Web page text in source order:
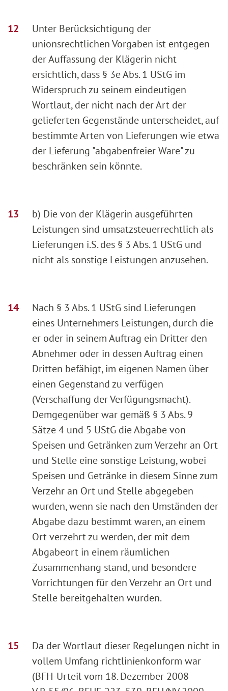
Unter Berücksichtigung der
unionsrechtlichen Vorgaben ist entgegen
der Auffassung der Klägerin nicht
ersichtlich, dass § 3e Abs. 1 UStG im
Widerspruch zu seinem eindeutigen
Wortlaut, der nicht nach der Art der
gelieferten Gegenstände unterscheidet, auf
bestimmte Arten von Lieferungen wie etwa
der Lieferung "abgabenfreier Ware" zu
beschränken sein könnte.
b) Die von der Klägerin ausgeführten
Leistungen sind umsatzsteuerrechtlich als
Lieferungen i.S. des § 3 Abs. 1 UStG und
nicht als sonstige Leistungen anzusehen.
Nach § 3 Abs. 1 UStG sind Lieferungen
eines Unternehmers Leistungen, durch die
er oder in seinem Auftrag ein Dritter den
Abnehmer oder in dessen Auftrag einen
Dritten befähigt, im eigenen Namen über
einen Gegenstand zu verfügen
(Verschaffung der Verfügungsmacht).
Demgegenüber war gemäß § 3 Abs. 9
Sätze 4 und 5 UStG die Abgabe von
Speisen und Getränken zum Verzehr an Ort
und Stelle eine sonstige Leistung, wobei
Speisen und Getränke in diesem Sinne zum
Verzehr an Ort und Stelle abgegeben
wurden, wenn sie nach den Umständen der
Abgabe dazu bestimmt waren, an einem
Ort verzehrt zu werden, der mit dem
Abgabeort in einem räumlichen
Zusammenhang stand, und besondere
Vorrichtungen für den Verzehr an Ort und
Stelle bereitgehalten wurden.
Da der Wortlaut dieser Regelungen nicht in
vollem Umfang richtlinienkonform war
(BFH-Urteil vom 18. Dezember 2008